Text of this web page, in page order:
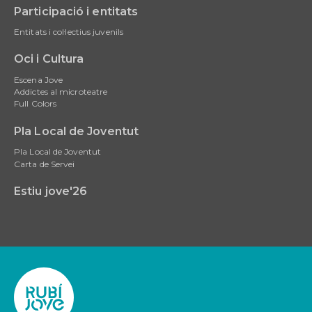
Participació i entitats
Entitats i col·lectius juvenils
Oci i Cultura
Escena Jove
Addictes al microteatre
Full Colors
Pla Local de Joventut
Pla Local de Joventut
Carta de Servei
Estiu jove'26